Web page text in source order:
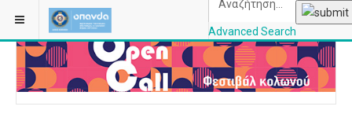
Advanced Search
ΒΡΊΣΚΕΣΤΕ ΕΔΏ: ΑΡΧΙΚΉ